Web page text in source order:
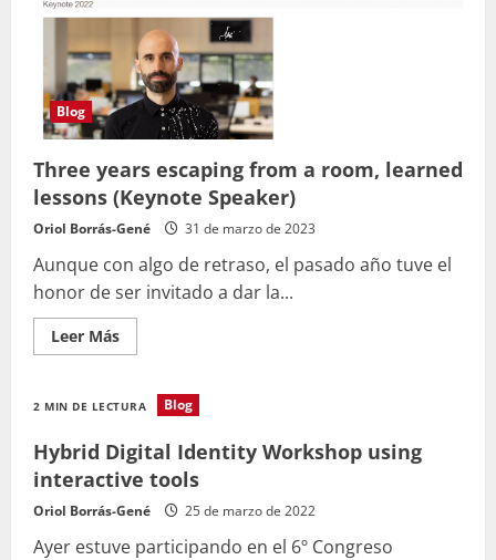
La
Laguna)
Blog
Three years escaping from a room, learned
lessons (Keynote Speaker)
Oriol Borrás-Gené 31 de marzo de 2023
Aunque con algo de retraso, el pasado año tuve el
honor de ser invitado a dar la...
Leer MásLeer
más
Three
years
from
a
room,
learned
lessons
(Keynote
Speaker)
2 MIN DE LECTURA Blog
Hybrid Digital Identity Workshop using
interactive tools
Oriol Borrás-Gené 25 de marzo de 2022
Ayer estuve participando en el 6º Congreso